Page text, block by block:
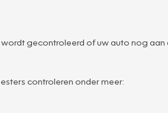
gecontroleerd of uw auto nog
controleren onder meer: